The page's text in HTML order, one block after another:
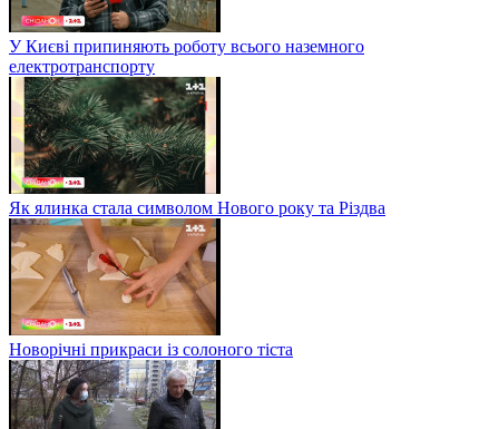
У Києві припиняють роботу всього наземного
електротранспорту
Як ялинка стала символом Нового року та Різдва
Новорічні прикраси із солоного тіста